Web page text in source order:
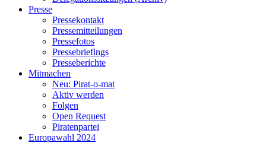
Presse
Pressekontakt
Pressemitteilungen
Pressefotos
Pressebriefings
Presseberichte
Mitmachen
Neu: Pirat-o-mat
Aktiv werden
Folgen
Open Request
Piratenpartei
Europawahl 2024